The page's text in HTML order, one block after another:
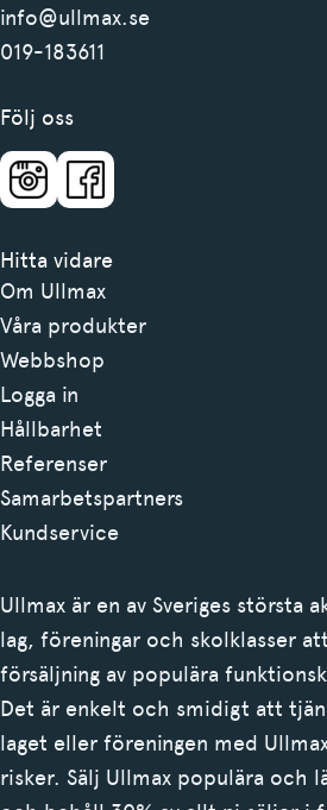
info@ullmax.se
019-183611
Följ oss
Hitta vidare
Om Ullmax
Våra produkter
Webbshop
Logga in
Hållbarhet
Referenser
Samarbetspartners
Kundservice
Ullmax är en av Sveriges största
lag, föreningar och skolklasser
försäljning av populära
Det är enkelt och smidigt att
laget eller föreningen med
risker. Sälj Ullmax populära och